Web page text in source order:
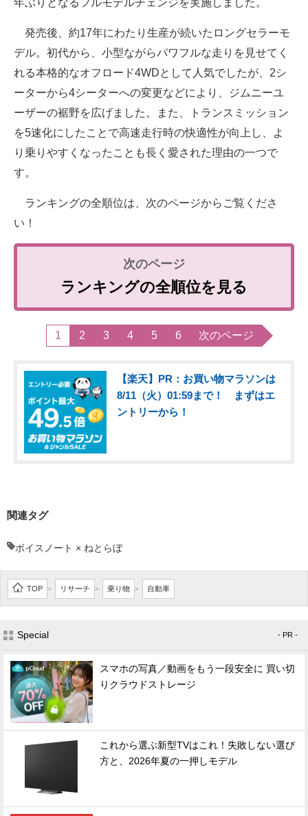
年ぶりとなるフルモデルチェンジを実施しました。
発売後、約17年にわたり生産が続いたロングセラーモ
デル。初代から、小型ながらパワフルな走りを見せてく
れる本格的なオフロード4WDとして人気でしたが、2シ
ーターから4シーターへの変更などにより、ジムニーユ
ーザーの裾野を広げました。また、トランスミッション
を5速化にしたことで高速走行時の快適性が向上し、よ
り乗りやすくなったことも長く愛された理由の一つで
す。
ランキングの全順位は、次のページからご覧くださ
い！
ランキングの全順位を見る
1 2 3 4 5 6 次のページ
【楽天】PR：お買い物マラソンは
8/11（火）01:59まで！ まずはエ
ントリーから！
関連タグ
ボイスノート × ねとらぼ
TOP > リサーチ > 乗り物 > 自動車
Special - PR -
スマホの写真／動画をもう一段安全に 買い切
りクラウドストレージ
これから選ぶ新型TVはこれ！失敗しない選び
方と、2026年夏の一押しモデル